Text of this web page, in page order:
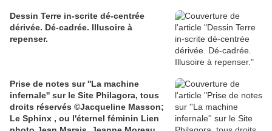
Dessin Terre in-scrite dé-centrée
dérivée. Dé-cadrée. Illusoire à
repenser.
Prise de notes sur ''La machine
infernale'' sur le Site Philagora, tous
droits réservés ©Jacqueline Masson;
Le Sphinx , ou l'éternel féminin Lien